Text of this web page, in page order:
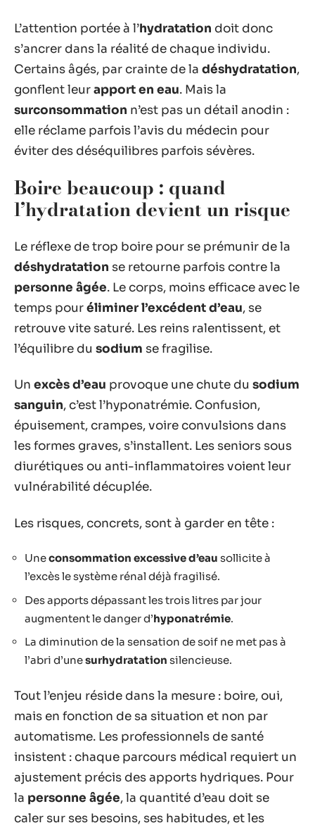
L’attention portée à l’hydratation doit donc
s’ancrer dans la réalité de chaque individu.
Certains âgés, par crainte de la déshydratation,
gonflent leurapport en eau. Mais la
surconsommation n’est pas un détail anodin :
elle réclame parfois l’avis du médecin pour
éviter des déséquilibres parfois sévères.
Boire beaucoup : quand
l’hydratation devient un risque
Le réflexe de trop boire pour se prémunir de la
déshydratation se retourne parfois contre la
personne âgée. Le corps, moins efficace avec le
temps pouréliminer l’excédent d’eau, se
retrouve vite saturé. Les reins ralentissent, et
l’équilibre du sodium se fragilise.
Un excès d’eau provoque une chute du sodium
sanguin, c’est l’hyponatrémie. Confusion,
épuisement, crampes, voire convulsions dans
les formes graves, s’installent. Les seniors sous
diurétiques ou anti-inflammatoires voient leur
vulnérabilité décuplée.
Les risques, concrets, sont à garder en tête :
Uneconsommation excessive d’eau sollicite à
l’excès le système rénal déjà fragilisé.
Des apports dépassant les trois litres par jour
augmentent le danger d’hyponatrémie.
La diminution de la sensation de soif ne met pas à
l’abri d’unesurhydratation silencieuse.
Tout l’enjeu réside dans la mesure : boire, oui,
mais en fonction de sa situation et non par
automatisme. Les professionnels de santé
insistent : chaque parcours médical requiert un
ajustement précis des apports hydriques. Pour
la personne âgée, la quantité d’eau doit se
caler sur ses besoins, ses habitudes, et les